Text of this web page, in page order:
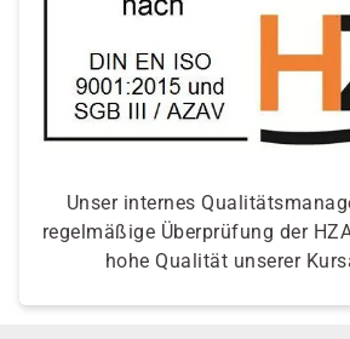
Unser internes
regelmäßige Überprüfung der
hohe Qualität unserer